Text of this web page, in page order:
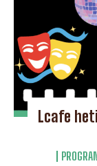
Lcafe